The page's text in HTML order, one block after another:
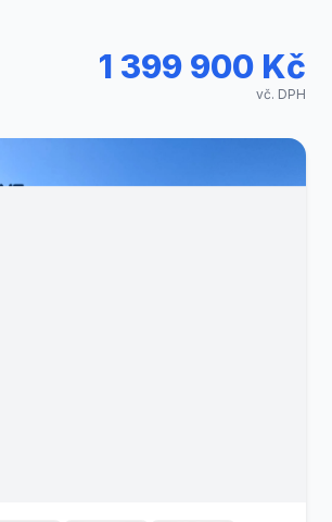
1 399 900 Kč
vč. DPH